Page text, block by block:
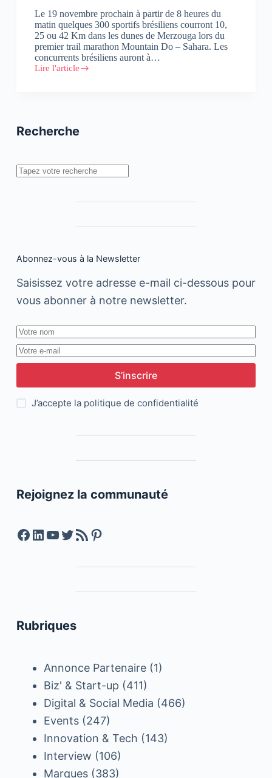
Le 19 novembre prochain à partir de 8 heures du
matin quelques 300 sportifs brésiliens courront 10,
25 ou 42 Km dans les dunes de Merzouga lors du
premier trail marathon Mountain Do – Sahara. Les
concurrents brésiliens auront à…
Lire l'article
Mountain
sous
du
Sahara
Recherche
Rechercher
Abonnez-vous à la Newsletter
Saisissez votre adresse e-mail ci-dessous pour
vous abonner à notre newsletter.
S’inscrire
J’accepte la politique de confidentialité
Rejoignez la communauté
Facebook
LinkedIn
YouTube
Twitter
Feed RSSPinterest
Rubriques
Annonce Partenaire(1)
Biz' & Start-up (411)
Digital & Social Media (466)
Events(247)
Innovation & Tech (143)
Interview (106)
Marques(383)